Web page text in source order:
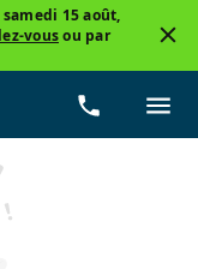
15 août,
vousou par